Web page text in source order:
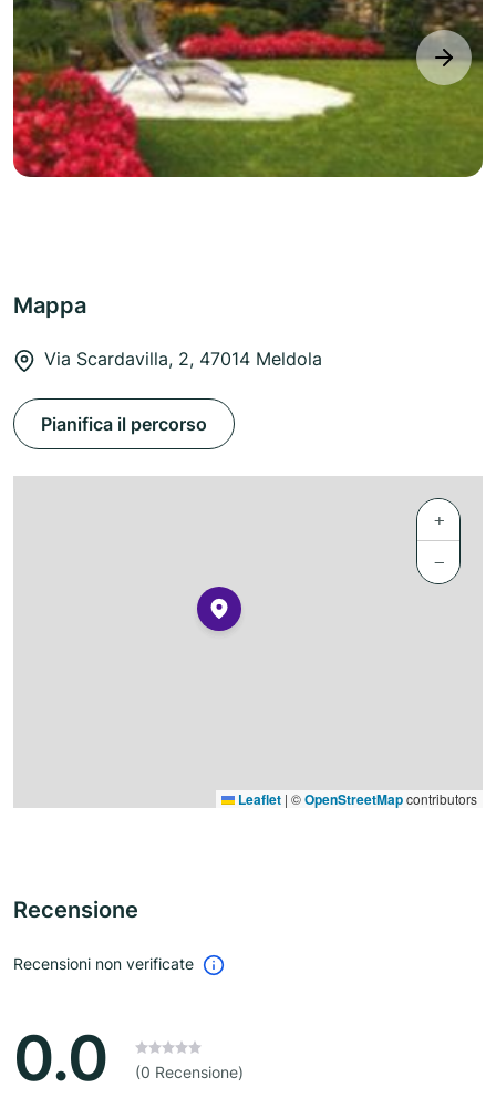
next
Mappa
Via Scardavilla, 2, 47014 Meldola
Pianifica il percorso
+
−
Leaflet | ©OpenStreetMapcontributors
Recensione
Recensioni non verificate
0.0 (0 Recensione)